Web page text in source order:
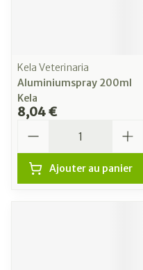
Kela Veterinaria
Aluminiumspray 200ml
Kela
8,04 €
Ajouter au panier